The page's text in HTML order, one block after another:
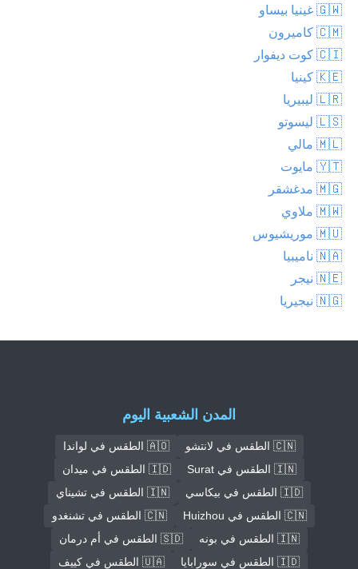
🇬🇼 غينيا بيساو
🇨🇲 كاميرون
🇨🇮 كوت ديفوار
🇰🇪 كينيا
🇱🇷 ليبيريا
🇱🇸 ليسوتو
🇲🇱 مالي
🇾🇹 مايوت
🇲🇬 مدغشقر
🇲🇼 ملاوي
🇲🇺 موريشيوس
🇳🇦 ناميبيا
🇳🇪 نيجر
🇳🇬 نيجيريا
المدن الشعبية اليوم
🇨🇳 الطقس في لانتشو
🇦🇴 الطقس في لواندا
🇮🇳 الطقس في Surat
🇮🇩 الطقس في ميدان
🇮🇩 الطقس في بيكاسي
🇮🇳 الطقس في تشيناي
🇨🇳 الطقس في Huizhou
🇨🇳 الطقس في تشنغدو
🇮🇳 الطقس في بونه
🇸🇩 الطقس في أم درمان
🇮🇩 الطقس في سورابايا
🇺🇦 الطقس في كييف